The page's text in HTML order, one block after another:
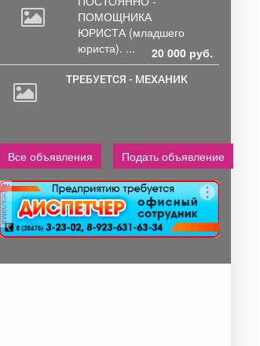
ПОМОЩНИКА
ЮРИСТА (младшего
юриста). ...
20 000 руб.
ТРЕБУЕТСЯ - МЕХАНИК
Все объявления Подать объявление
реклама